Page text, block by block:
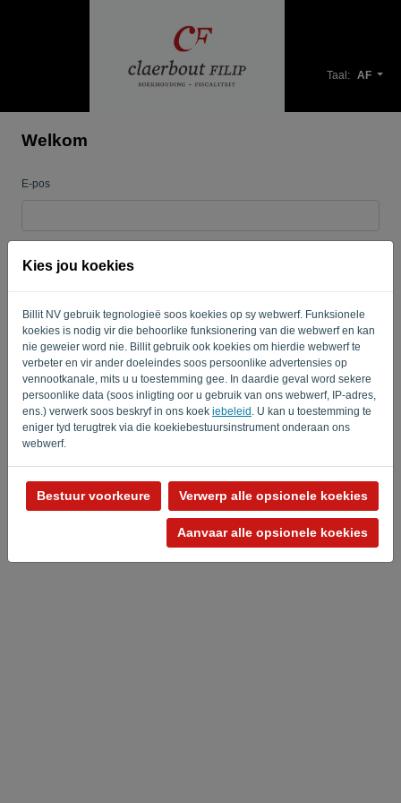
Kies jou koekies
Billit NV gebruik tegnologieë soos koekies op sy webwerf. Funksionele
koekies is nodig vir die behoorlike funksionering van die webwerf en kan
nie geweier word nie. Billit gebruik ook koekies om hierdie webwerf te
verbeter en vir ander doeleindes soos persoonlike advertensies op
vennootkanale, mits u u toestemming gee. In daardie geval word sekere
persoonlike data (soos inligting oor u gebruik van ons webwerf, IP-adres,
ens.) verwerk soos beskryf in ons koek iebeleid . U kan u toestemming te
eniger tyd terugtrek via die koekiebestuursinstrument onderaan ons
webwerf.
Bestuur voorkeure Verwerp alle opsionele koekies
Aanvaar alle opsionele koekies
Taal: AF
Welkom
E-pos
Onthou my Wagwoord vergeet?
TEKEN IN
Privaatheidsbeleid-Terme en voorwaardes